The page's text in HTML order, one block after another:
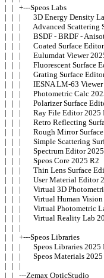
|   |   +---Speos Labs
|   |   |       3D Energy Density
|   |   |       Advanced
|   |   |       BSDF - BRDF -
|   |   |       Coated Surface
|   |   |       Eulumdat Viewer
|   |   |       Fluorescent Surface
|   |   |       Grating Surface
|   |   |       IESNA LM-63
|   |   |       Photometric Calc
|   |   |       Polarizer Surface
|   |   |       Ray File Editor 2025
|   |   |       Retro Reflecting
|   |   |       Rough Mirror
|   |   |       Simple Scattering
|   |   |       Spectrum Editor
|   |   |       Speos Core 2025 R2
|   |   |       Thin Lens Surface
|   |   |       User Material Editor
|   |   |       Virtual 3D
|   |   |       Virtual Human
|   |   |       Virtual Photometric
|   |   |       Virtual Reality Lab
|   |   |
|   |   +---Speos Libraries
|   |   |       Speos Libraries 2025
|   |   |       Speos Materials
|   |   |
|   |   ---Zemax OpticStudio